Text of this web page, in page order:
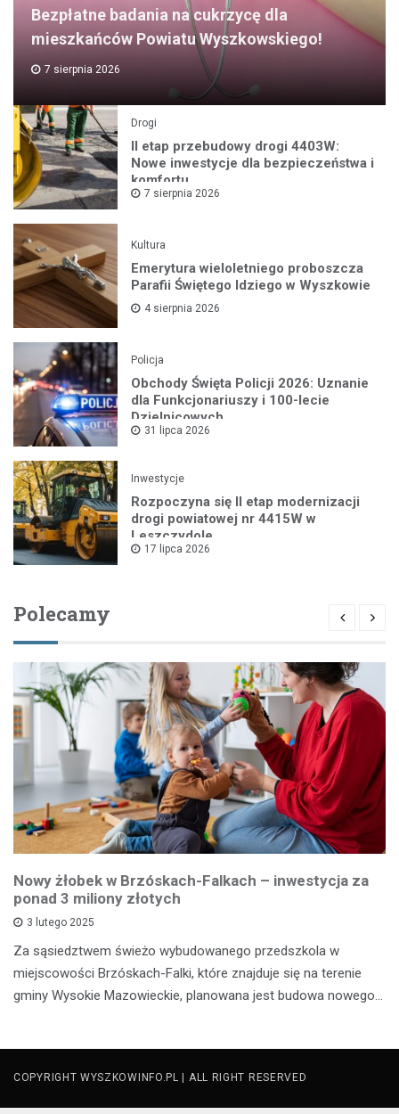
Bezpłatne badania na cukrzycę dla
mieszkańców Powiatu Wyszkowskiego!
7 sierpnia 2026
Drogi
II etap przebudowy drogi 4403W:
Nowe inwestycje dla bezpieczeństwa i
komfortu
7 sierpnia 2026
Kultura
Emerytura wieloletniego proboszcza
Parafii Świętego Idziego w Wyszkowie
4 sierpnia 2026
Policja
Obchody Święta Policji 2026: Uznanie
dla Funkcjonariuszy i 100-lecie
Dzielnicowych
31 lipca 2026
Inwestycje
Rozpoczyna się II etap modernizacji
drogi powiatowej nr 4415W w
Leszczydole
17 lipca 2026
Polecamy
Nowy żłobek w Brzóskach-Falkach – inwestycja za
ponad 3 miliony złotych
3 lutego 2025
Za sąsiedztwem świeżo wybudowanego przedszkola w
miejscowości Brzóskach-Falki, które znajduje się na terenie
gminy Wysokie Mazowieckie, planowana jest budowa nowego…
COPYRIGHT WYSZKOWINFO.PL | ALL RIGHT RESERVED